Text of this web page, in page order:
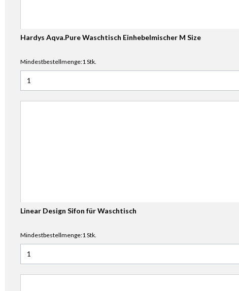
Hardys Aqva.Pure Waschtisch Einhebelmischer M Size
Mindestbestellmenge:1 Stk.
Anzahl für Hardys Aqva.Pure Waschtisch Einhebelmischer M
Linear Design Sifon für Waschtisch
Mindestbestellmenge:1 Stk.
Anzahl für Linear Design Sifon für Waschtisch